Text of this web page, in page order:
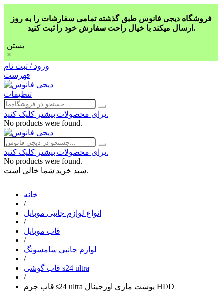
فروشگاه دیجی فانوس طبق گذشته تمامی سفارشات را به روز
ارسال میکند با خیال راحت سفارش خود را ثبت کنید.
بستن
×
ورود / ثبت نام
فهرست
تنظیمات
برای محصولات بیشتر کلیک کنید.
No products were found.
برای محصولات بیشتر کلیک کنید.
No products were found.
سبد خرید شما خالی است.
خانه
/
انواع لوازم جانبی موبایل
/
قاب موبایل
/
لوازم جانبی سامسونگ
/
قاب گوشی s24 ultra
/
قاب چرم s24 ultra پوست ماری اورجینال HDD